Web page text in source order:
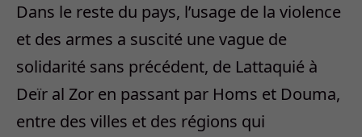
Dans le reste du pays, l’usage de la violence
et des armes a suscité une vague de
solidarité sans précédent, de Lattaquié à
Deïr al Zor en passant par Homs et Douma,
entre des villes et des régions qui